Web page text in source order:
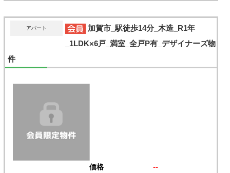
アパート
加賀市_駅徒歩14分_木造_R1年
_1LDK×6戸_満室_全戸P有_デザイナーズ物
件
価格 --